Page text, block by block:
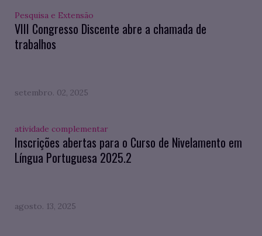
Pesquisa e Extensão
VIII Congresso Discente abre a chamada de
trabalhos
setembro. 02, 2025
atividade complementar
Inscrições abertas para o Curso de Nivelamento em
Língua Portuguesa 2025.2
agosto. 13, 2025